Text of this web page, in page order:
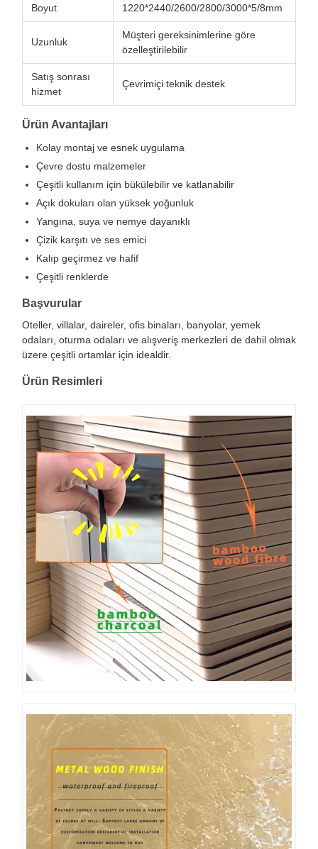
Boyut 1220*2440/2600/2800/3000*5/8mm
Uzunluk
Müşteri gereksinimlerine göre
özelleştirilebilir
Satış sonrası
hizmet
Çevrimiçi teknik destek
Ürün Avantajları
Kolay montaj ve esnek uygulama
Çevre dostu malzemeler
Çeşitli kullanım için bükülebilir ve katlanabilir
Açık dokuları olan yüksek yoğunluk
Yangına, suya ve nemye dayanıklı
Çizik karşıtı ve ses emici
Kalıp geçirmez ve hafif
Çeşitli renklerde
Başvurular
Oteller, villalar, daireler, ofis binaları, banyolar, yemek
odaları, oturma odaları ve alışveriş merkezleri de dahil olmak
üzere çeşitli ortamlar için idealdir.
Ürün Resimleri